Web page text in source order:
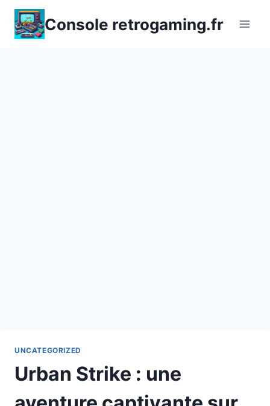
Aller
contenu
Console retrogaming.fr
UNCATEGORIZED
Urban Strike : une